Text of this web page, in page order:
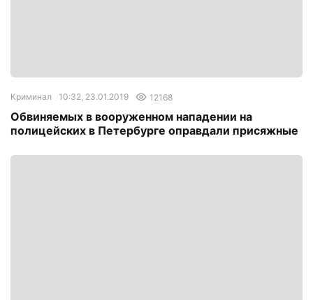
Криминал 10:32, 23.01.2019 12168
Обвиняемых в вооруженном нападении на
полицейских в Петербурге оправдали присяжные